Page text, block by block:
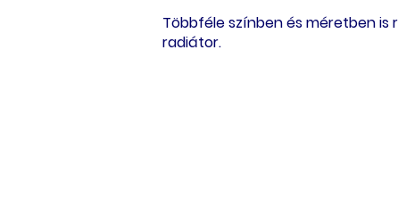
Többféle színben és méretben is
radiátor.